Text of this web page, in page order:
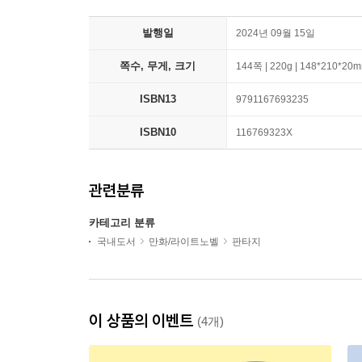
발행일 2024년 09월 15일
쪽수, 무게, 크기 144쪽 | 220g |
ISBN13 9791167693235
ISBN10 116769323X
관련분류
카테고리 분류
국내도서 만화/라이트노벨 판타지
이 상품의 이벤트 (4개)